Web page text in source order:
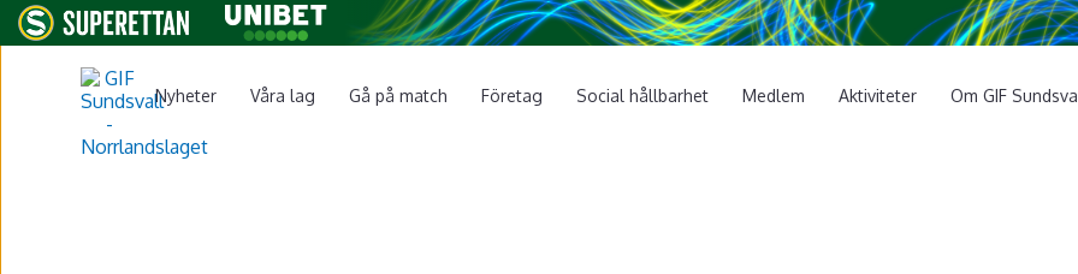
Nyheter Våra lag Gå på match Företag Social hållbarhet Medlem Aktiviteter Om GIF